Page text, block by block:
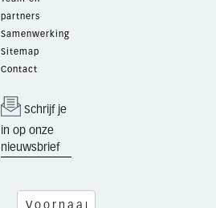
partners
Samenwerking
Sitemap
Contact
Schrijf je
in op onze
nieuwsbrief